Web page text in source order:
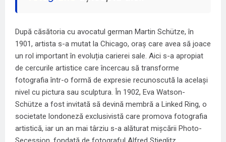
După căsătoria cu avocatul german Martin Schütze, în
1901, artista s-a mutat la Chicago, oraș care avea să joace
un rol important în evoluția carierei sale. Aici s-a apropiat
de cercurile artistice care încercau să transforme
fotografia într-o formă de expresie recunoscută la același
nivel cu pictura sau sculptura. În 1902, Eva Watson-
Schütze a fost invitată să devină membră a Linked Ring, o
societate londoneză exclusivistă care promova fotografia
artistică, iar un an mai târziu s-a alăturat mișcării Photo-